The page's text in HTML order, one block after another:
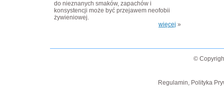
do nieznanych smaków, zapachów i
konsystencji może być przejawem neofobii
żywieniowej.
więcej »
©
Regulamin, Polityka